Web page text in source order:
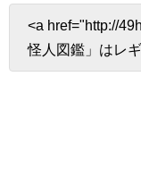
<a href="http://
怪人図鑑」はレ